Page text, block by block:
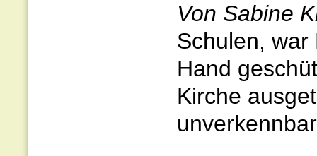
Von Sabine
Schulen,
Hand
Kirche